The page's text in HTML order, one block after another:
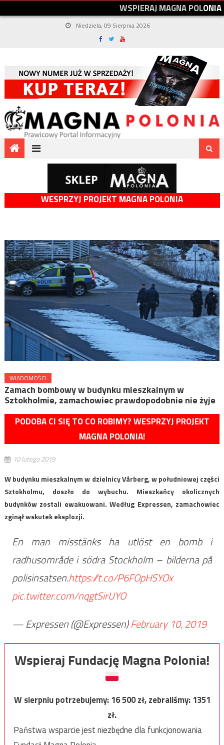
WSPIERAJMAGNAPOLONIA
Niedziela, 09 Sierpnia 2026
WESPRZYJ PROJEKT MAGNA POLONIA
WIADOMOŚCI
Zamach bombowy w budynku mieszkalnym w
Sztokholmie, zamachowiec prawdopodobnie nie żyje
PODOBA CI SIĘ TO CO ROBIMY? WESPRZYJ PROJEKT
MAGNA POLONIA!
10 lutego 2019
W budynku mieszkalnym w dzielnicy Vårberg, w południowej części
Sztokholmu, doszło do wybuchu. Mieszkańcy okolicznych
budynków zostali ewakuowani. Według Expressen, zamachowiec
zginął wskutek eksplozji.
En man misstänks ha utlöst en bomb i
radhusområde i södra Stockholm – bilderna på
polisinsatsen.https://t.co/P6FOpHSYOx
pic.twitter.com/nqgtSirUYO
— Expressen (@Expressen)February 10, 2019
Wspieraj Fundację Magna Polonia!
W sierpniu potrzebujemy:16 500zł, zebraliśmy:1351
zł.
Państwa wsparcie jest niezbędne dla funkcjonowania